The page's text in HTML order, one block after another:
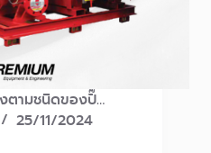
ตามชนิดของปั๊…
25/11/2024